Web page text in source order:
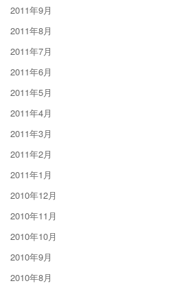
2011年9月
2011年8月
2011年7月
2011年6月
2011年5月
2011年4月
2011年3月
2011年2月
2011年1月
2010年12月
2010年11月
2010年10月
2010年9月
2010年8月